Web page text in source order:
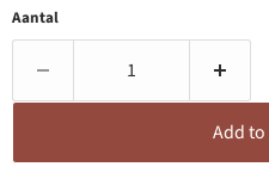
Aantal
Add